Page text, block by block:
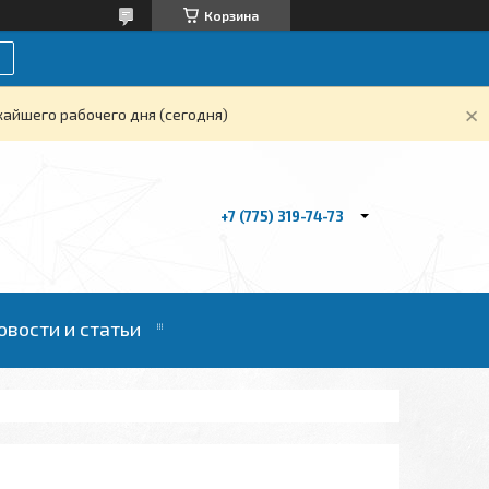
Корзина
рабочего дня (сегодня)
+7 (775) 319-74-73
и статьи